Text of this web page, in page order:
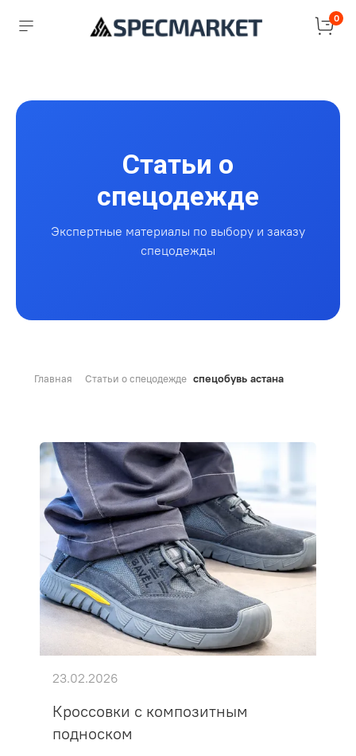
0
Статьи о
спецодежде
Экспертные материалы по выбору и заказу
спецодежды
Главная Статьи о спецодежде спецобувь астана
Кроссовки с композитным
подноском
23.02.2026